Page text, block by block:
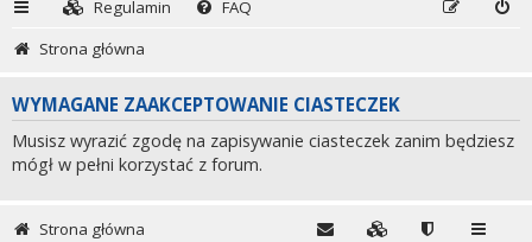
Regulamin
FAQ
Strona główna
WYMAGANE ZAAKCEPTOWANIE CIASTECZEK
Musisz wyrazić zgodę na zapisywanie ciasteczek zanim będziesz
mógł w pełni korzystać z forum.
Strona główna